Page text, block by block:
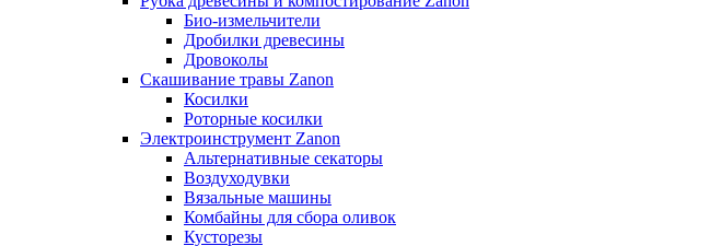
Био-измельчители
Дробилки древесины
Дровоколы
Скашивание травы Zanon
Косилки
Роторные косилки
Электроинструмент Zanon
Альтернативные секаторы
Воздуходувки
Вязальные машины
Комбайны для сбора оливок
Кусторезы